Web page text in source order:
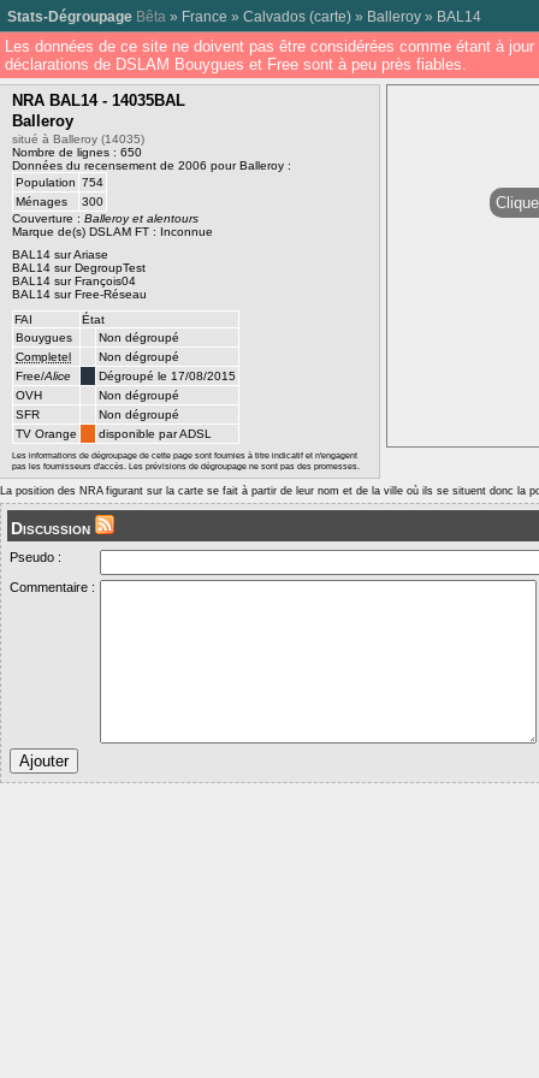
Stats-Dégroupage Bêta » France » Calvados (carte) » Balleroy » BAL14
Les données de ce site ne doivent pas être considérées comme étant à
déclarations de DSLAM Bouygues et Free sont à peu près fiables.
NRA BAL14 - 14035BAL
Balleroy
situé à Balleroy (14035)
Nombre de lignes : 650
Données du recensement de 2006 pour Balleroy :
Population 754
Ménages
300
Couverture : Balleroy et alentours
Marque de(s) DSLAM FT : Inconnue
BAL14 sur Ariase
BAL14 sur DegroupTest
BAL14 sur François04
BAL14 sur Free-Réseau
FAI
État
Bouygues
Non dégroupé
Completel
Non dégroupé
Free/Alice
Dégroupé le 17/08/2015
OVH
Non dégroupé
SFR
Non dégroupé
TV Orange
disponible par ADSL
Les informations de dégroupage de cette page sont fournies à titre indicatif et n'engagent
pas les fournisseurs d'accès. Les prévisions de dégroupage ne sont pas des promesses.
La position des NRA figurant sur la carte se fait à partir de leur nom et de la ville où ils se situent donc la
Discussion
Pseudo :
Commentaire :